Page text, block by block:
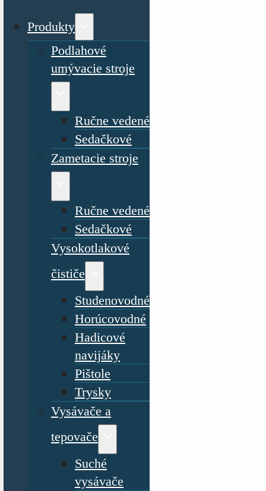
Produkty
Podlahové
umývacie stroje
Ručne vedené
Sedačkové
Zametacie stroje
Ručne vedené
Sedačkové
Vysokotlakové
čističe
Studenovodné
Horúcovodné
Hadicové
navijáky
Pištole
Trysky
Vysávače a
tepovače
Suché
vysávače